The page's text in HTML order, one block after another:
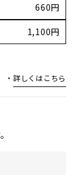
詳しくはこちら
660円
1,100円